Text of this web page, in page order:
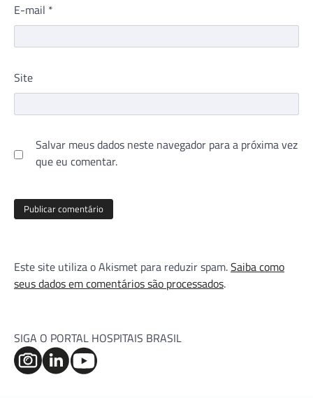
E-mail *
Site
Salvar meus dados neste navegador para a próxima vez
que eu comentar.
Este site utiliza o Akismet para reduzir spam.Saiba como
seus dados em comentários são processados.
SIGA O PORTAL HOSPITAIS BRASIL